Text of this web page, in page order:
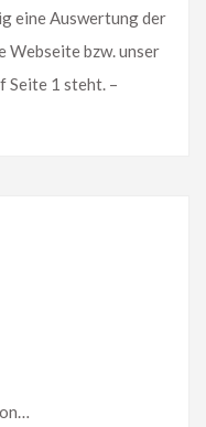
eine Auswertung der
Webseite bzw. unser
Seite 1 steht. –